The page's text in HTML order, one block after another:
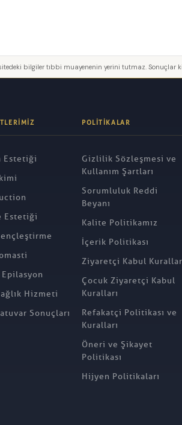
bilgiler tıbbi muayenenin yerini tutmaz. Sonuçlar
Estetiği
Estetiği
Epilasyon
Hizmeti
Sonuçları
POLITIKALAR
Gizlilik Sözleşmesi ve
Kullanım Şartları
Sorumluluk Reddi
Beyanı
Kalite Politikamız
İçerik Politikası
Ziyaretçi Kabul
Çocuk Ziyaretçi Kabul
Kuralları
Refakatçi Politikası ve
Kuralları
Öneri ve Şikayet
Politikası
Hijyen Politikaları